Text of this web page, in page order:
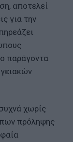
αποτελεί
για την
παράγοντα
χωρίς
πρόληψης